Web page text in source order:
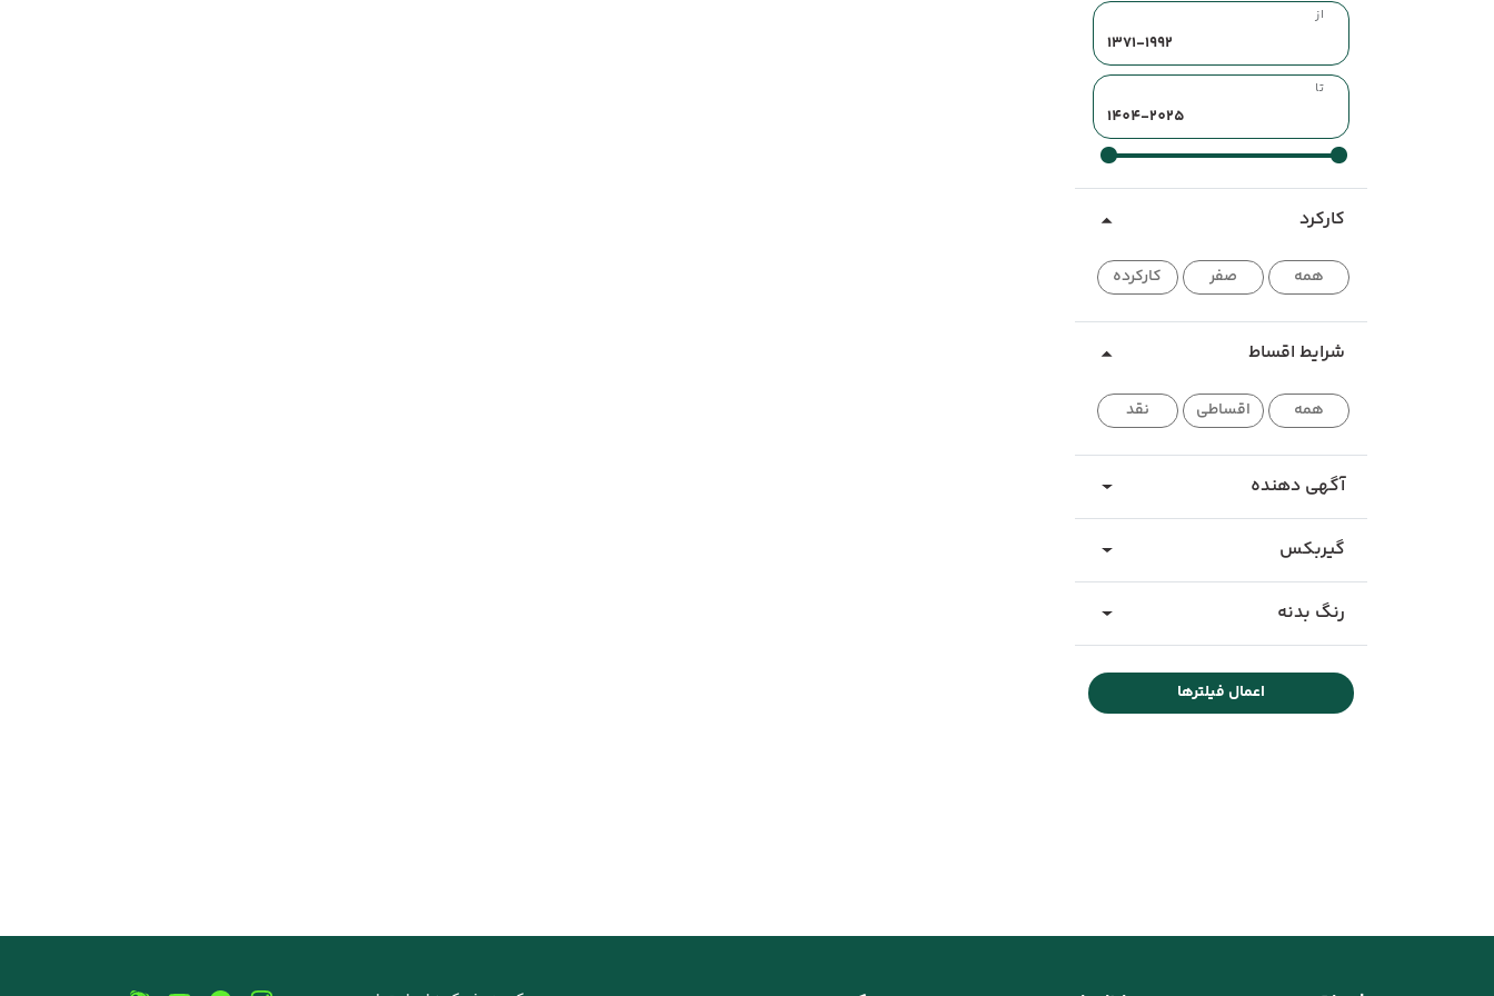
از
تا
کارکرد
همه صفر کارکرده
شرایط اقساط
همه اقساطی نقد
آگهی دهنده
گیربکس
رنگ بدنه
اعمال فیلترها